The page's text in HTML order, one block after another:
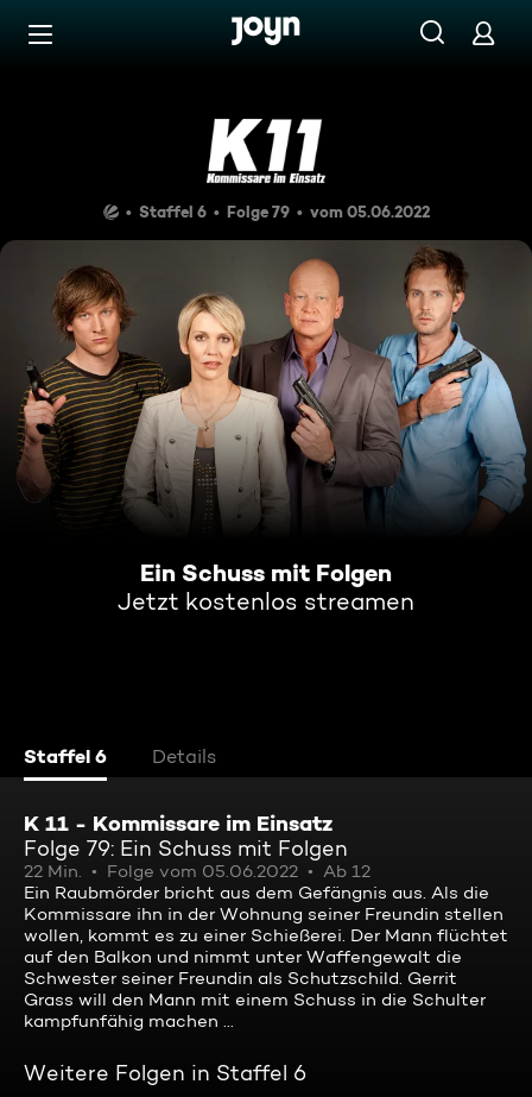
Zum Inhalt springen
Ein Schuss mit Folgen
Staffel 6 Folge 79 vom 05.06.2022
Ein Schuss mit Folgen
Jetzt kostenlos streamen
Staffel 6 Details
K 11 - Kommissare im Einsatz
Folge 79: Ein Schuss mit Folgen
22 Min. Folge vom 05.06.2022
Ab 12
Ein Raubmörder bricht aus dem Gefängnis aus. Als die
Kommissare ihn in der Wohnung seiner Freundin stellen
wollen, kommt es zu einer Schießerei. Der Mann flüchtet
auf den Balkon und nimmt unter Waffengewalt die
Schwester seiner Freundin als Schutzschild. Gerrit
Grass will den Mann mit einem Schuss in die Schulter
kampfunfähig machen ...
Weitere Folgen in Staffel 6